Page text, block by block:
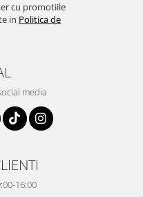
cu promotiile
in Politica de
media
16:00